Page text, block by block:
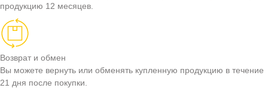
продукцию 12 месяцев.
Возврат и обмен
Вы можете вернуть или обменять купленную продукцию в течение
21 дня после покупки.